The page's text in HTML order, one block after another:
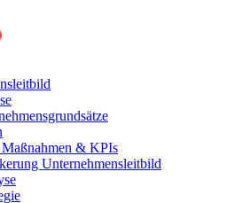
& KPIs
Unternehmensleitbild